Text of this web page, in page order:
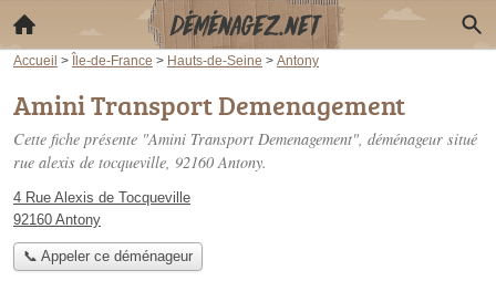
Accueil > Île-de-France > Hauts-de-Seine > Antony
Amini Transport Demenagement
Cette fiche présente "Amini Transport Demenagement", déménageur situé
rue alexis de tocqueville, 92160 Antony.
4 Rue Alexis de Tocqueville
92160 Antony
📞 Appeler ce déménageur